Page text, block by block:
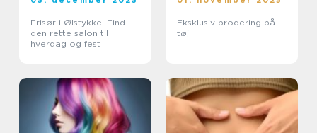
Frisør i Ølstykke: Find
den rette salon til
hverdag og fest
Eksklusiv brodering på
tøj